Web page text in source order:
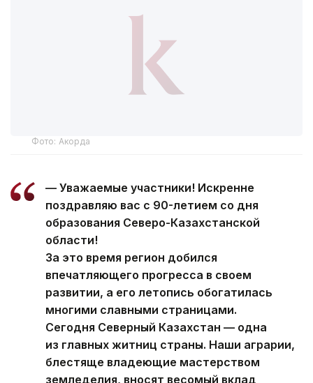
— Уважаемые участники! Искренне
поздравляю вас с 90-летием со дня
образования Северо-Казахстанской
области!
За это время регион добился
впечатляющего прогресса в своем
развитии, а его летопись обогатилась
многими славными страницами.
Сегодня Северный Казахстан — одна
из главных житниц страны. Наши аграрии,